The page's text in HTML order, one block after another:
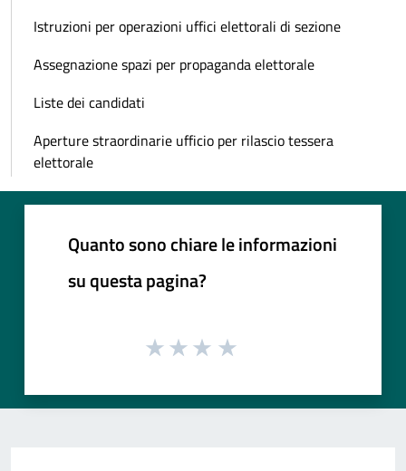
Istruzioni per operazioni uffici elettorali di sezione
Assegnazione spazi per propaganda elettorale
Liste dei candidati
Aperture straordinarie ufficio per rilascio tessera
elettorale
Quanto sono chiare le informazioni
su questa pagina?